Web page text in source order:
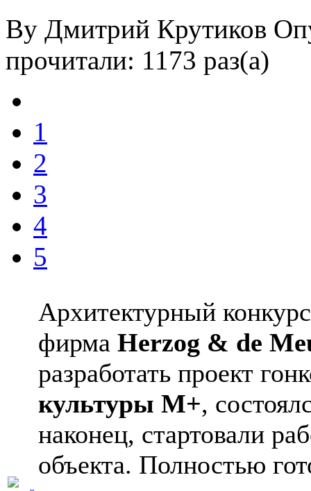
By Дмитрий Крутиков
прочитали: 1173 раз(а)
1
2
3
4
5
Архитектурный
фирма Herzog & de
разработать проект
культуры M+,
наконец, стартовали
объекта. Полностью